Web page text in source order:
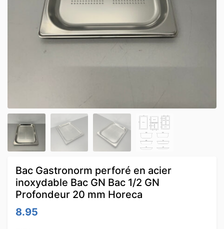
Bac Gastronorm perforé en acier
inoxydable Bac GN Bac 1/2 GN
Profondeur 20 mm Horeca
8.95